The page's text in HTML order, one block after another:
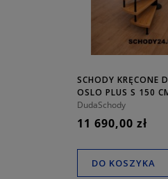
SCHODY KRĘCONE
OSLO PLUS S 150
DudaSchody
11 690,00 zł
DO KOSZYKA